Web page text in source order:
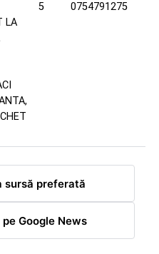
LA
5 0754791275
sursă preferată
Google News